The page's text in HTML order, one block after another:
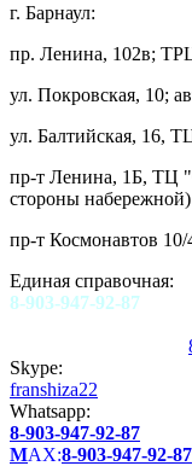
г. Барнаул:
пр. Ленина, 102в;
ул. Покровская, 10;
ул. Балтийская, 16,
пр-т Ленина, 1Б, ТЦ
стороны набережной)
пр-т Космонавтов
Единая справочная:
8-903-947-92-87
Skype:
franshiza22
Whatsapp:
8-903-947-92-87
MAX:8-903-947-92-87